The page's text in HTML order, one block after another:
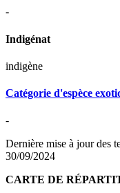
-
Indigénat
indigène
Catégorie d'espèce
-
Dernière mise à jour des
30/09/2024
CARTE DE